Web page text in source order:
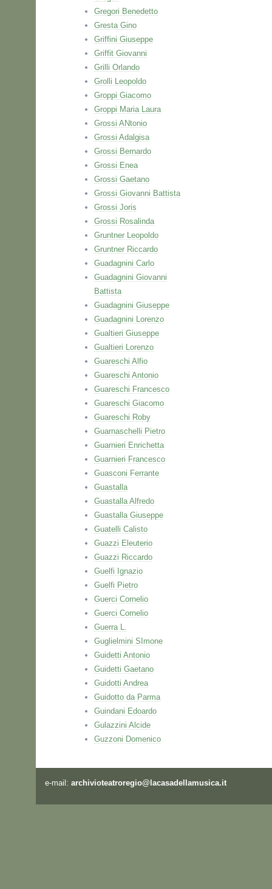
Gregori Benedetto
Gresta Gino
Griffini Giuseppe
Griffit Giovanni
Grilli Orlando
Grolli Leopoldo
Groppi Giacomo
Groppi Maria Laura
Grossi ANtonio
Grossi Adalgisa
Grossi Bernardo
Grossi Enea
Grossi Gaetano
Grossi Giovanni Battista
Grossi Joris
Grossi Rosalinda
Gruntner Leopoldo
Gruntner Riccardo
Guadagnini Carlo
Guadagnini Giovanni
Battista
Guadagnini Giuseppe
Guadagnini Lorenzo
Gualtieri Giuseppe
Gualtieri Lorenzo
Guareschi Alfio
Guareschi Antonio
Guareschi Francesco
Guareschi Giacomo
Guareschi Roby
Guarnaschelli Pietro
Guarnieri Enrichetta
Guarnieri Francesco
Guasconi Ferrante
Guastalla
Guastalla Alfredo
Guastalla Giuseppe
Guatelli Calisto
Guazzi Eleuterio
Guazzi Riccardo
Guelfi Ignazio
Guelfi Pietro
Guerci Cornelio
Guerci Cornelio
Guerra L.
Guglielmini SImone
Guidetti Antonio
Guidetti Gaetano
Guidotti Andrea
Guidotto da Parma
Guindani Edoardo
Gulazzini Alcide
Guzzoni Domenico
e-mail: archivioteatroregio@lacasadellamusica.it